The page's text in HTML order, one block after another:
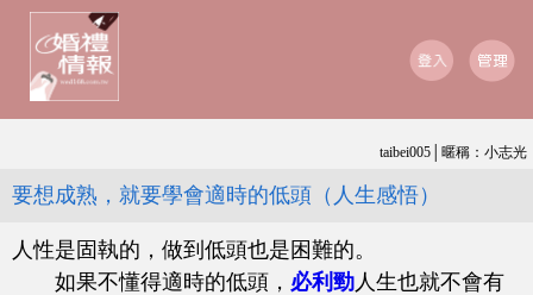
taibei005│暱稱：小志光
要想成熟，就要學會適時的低頭（人生感悟）
人性是固執的，做到低頭也是困難的。
如果不懂得適時的低頭， 必利勁人生也就不會有